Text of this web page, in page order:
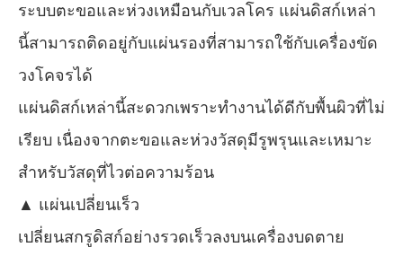
ระบบตะขอและห่วงเหมือนกับเวลโคร แผ่นดิสก์เหล่า
นี้สามารถติดอยู่กับแผ่นรองที่สามารถใช้กับเครื่องขัด
วงโคจรได้
แผ่นดิสก์เหล่านี้สะดวกเพราะทำงานได้ดีกับพื้นผิวที่ไม่
เรียบ เนื่องจากตะขอและห่วงวัสดุมีรูพรุนและเหมาะ
สำหรับวัสดุที่ไวต่อความร้อน
▲ แผ่นเปลี่ยนเร็ว
เปลี่ยนสกรูดิสก์อย่างรวดเร็วลงบนเครื่องบดตาย